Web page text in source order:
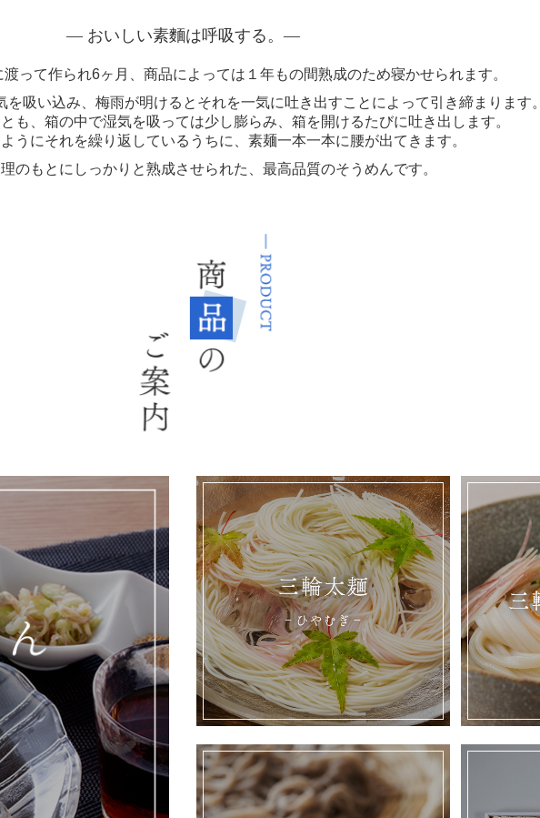
― おいしい素麵は呼吸する。 ―
って作られ6ヶ月、商品によっては１年もの間熟成のため寝かせられます。
吸い込み、梅雨が明けるとそれを一気に吐き出すことによって引き締まります。
も、箱の中で湿気を吸っては少し膨らみ、箱を開けるたびに吐き出します。
うにそれを繰り返しているうちに、素麺一本一本に腰が出てきます。
のもとにしっかりと熟成させられた、最高品質のそうめんです。